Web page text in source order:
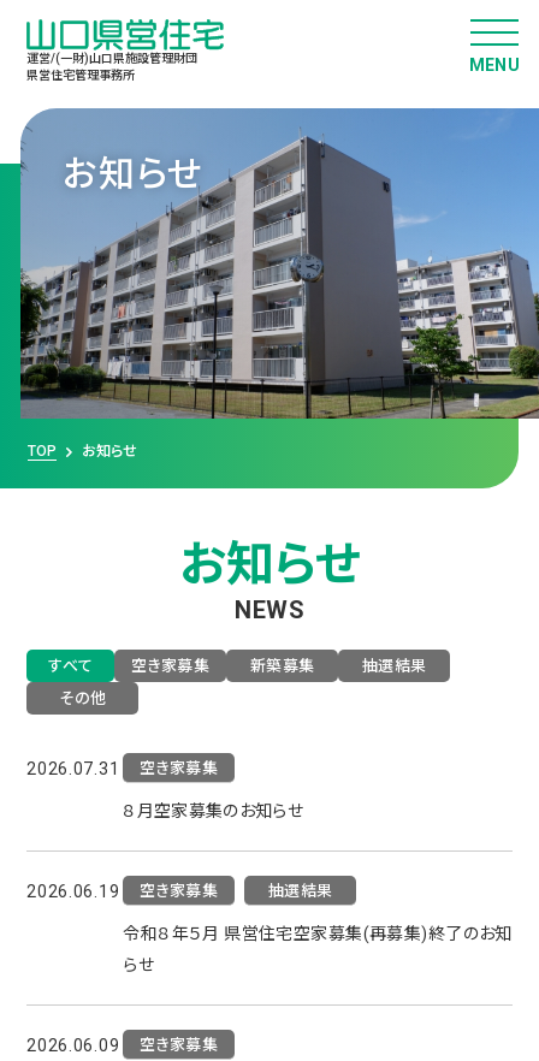
運営/(一財)山口県施設管理財団
県営住宅管理事務所
お知らせ
TOP お知らせ
お知らせ
NEWS
すべて 空き家募集 新築募集
抽選結果
その他
2026.07.31 空き家募集
８月空家募集のお知らせ
2026.06.19 空き家募集 抽選結果
令和８年５月 県営住宅空家募集(再募集)終了のお知
らせ
2026.06.09 空き家募集